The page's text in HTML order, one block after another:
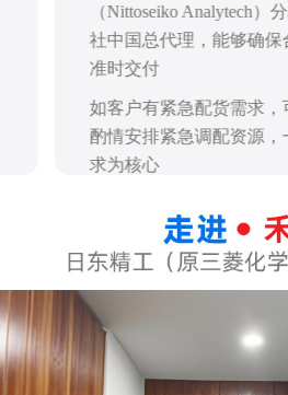
（Nittoseiko Analytech）
社中国总代理，能够确保
准时交付
如客户有紧急配货需求，
酌情安排紧急调配资源，
求为核心